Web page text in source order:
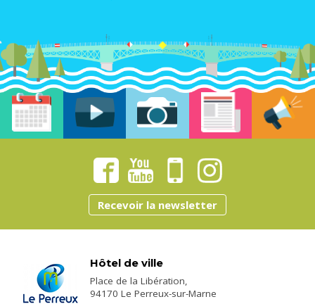
Recevoir la newsletter
Hôtel de ville
Place de la Libération,
94170 Le Perreux-sur-Marne